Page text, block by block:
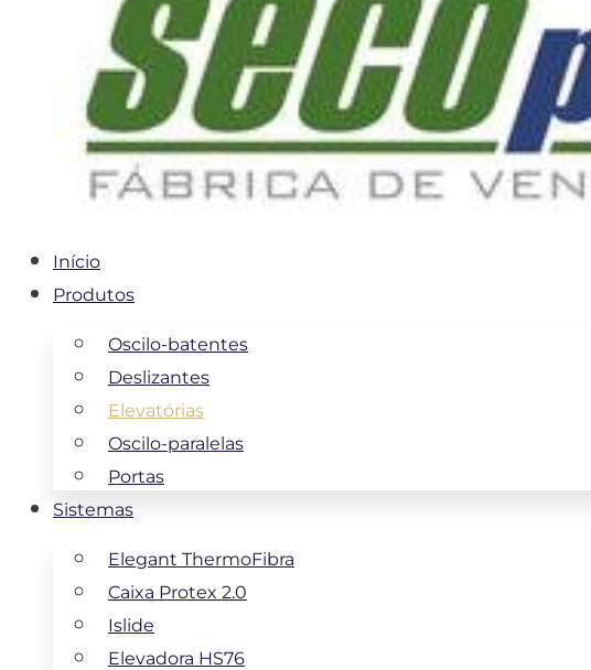
Início
Produtos
Oscilo-batentes
Deslizantes
Elevatórias
Oscilo-paralelas
Portas
Sistemas
Elegant ThermoFibra
Caixa Protex 2.0
Islide
Elevadora HS76